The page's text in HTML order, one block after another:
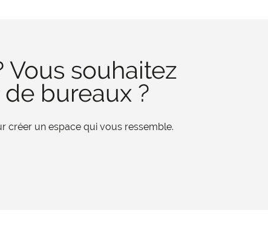
Vous souhaitez
bureaux ?
créer un espace qui vous ressemble.